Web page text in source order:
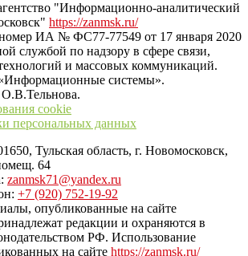
"Информационно-аналитический
https://zanmsk.ru/
ИА № ФС77-77549 от 17 января 2020
службой по надзору в сфере связи,
и массовых коммуникаций.
системы».
cookie
персональных данных
Тульская область, г. Новомосковск,
64
zanmsk71@yandex.ru
+7 (920) 752-19-92
опубликованные на сайте
редакции и охраняются в
РФ. Использование
на сайте https://zanmsk.ru/